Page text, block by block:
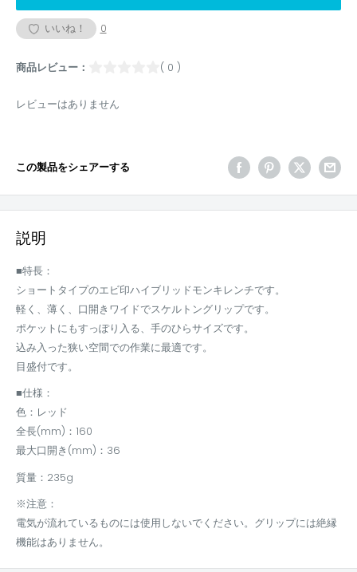
いいね！ 0
商品レビュー： ( 0 )
レビューはありません
この製品をシェアーする
説明
■特長：
ショートタイプのエビ印ハイブリッドモンキレンチです。
軽く、薄く、口開きワイドでスケルトングリップです。
ポケットにもすっぽり入る、手のひらサイズです。
込み入った狭い空間での作業に最適です。
目盛付です。
■仕様：
色：レッド
全長(mm)：160
最大口開き(mm)：36
質量：235g
※注意：
電気が流れているものには使用しないでください。グリップには絶縁
機能はありません。